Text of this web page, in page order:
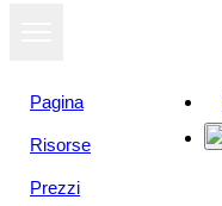
Pagina
Risorse
Prezzi